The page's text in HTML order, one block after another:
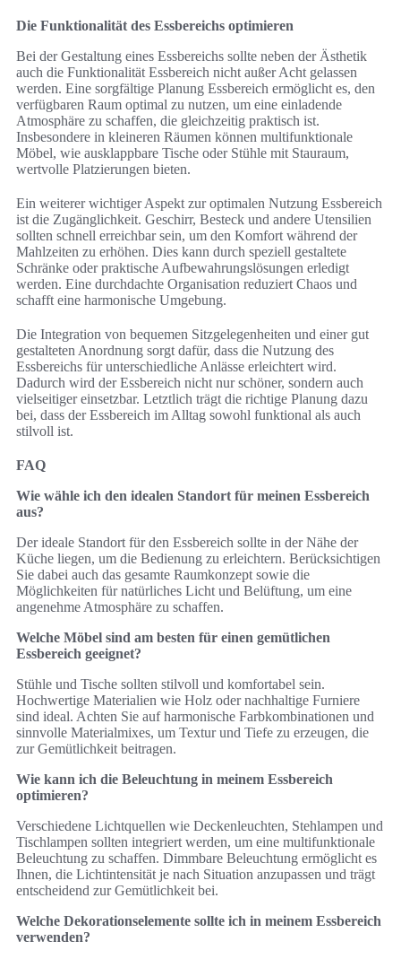
Die Funktionalität des Essbereichs optimieren
Bei der Gestaltung eines Essbereichs sollte neben der Ästhetik
auch die Funktionalität Essbereich nicht außer Acht gelassen
werden. Eine sorgfältige Planung Essbereich ermöglicht es, den
verfügbaren Raum optimal zu nutzen, um eine einladende
Atmosphäre zu schaffen, die gleichzeitig praktisch ist.
Insbesondere in kleineren Räumen können multifunktionale
Möbel, wie ausklappbare Tische oder Stühle mit Stauraum,
wertvolle Platzierungen bieten.
Ein weiterer wichtiger Aspekt zur optimalen Nutzung Essbereich
ist die Zugänglichkeit. Geschirr, Besteck und andere Utensilien
sollten schnell erreichbar sein, um den Komfort während der
Mahlzeiten zu erhöhen. Dies kann durch speziell gestaltete
Schränke oder praktische Aufbewahrungslösungen erledigt
werden. Eine durchdachte Organisation reduziert Chaos und
schafft eine harmonische Umgebung.
Die Integration von bequemen Sitzgelegenheiten und einer gut
gestalteten Anordnung sorgt dafür, dass die Nutzung des
Essbereichs für unterschiedliche Anlässe erleichtert wird.
Dadurch wird der Essbereich nicht nur schöner, sondern auch
vielseitiger einsetzbar. Letztlich trägt die richtige Planung dazu
bei, dass der Essbereich im Alltag sowohl funktional als auch
stilvoll ist.
FAQ
Wie wähle ich den idealen Standort für meinen Essbereich
aus?
Der ideale Standort für den Essbereich sollte in der Nähe der
Küche liegen, um die Bedienung zu erleichtern. Berücksichtigen
Sie dabei auch das gesamte Raumkonzept sowie die
Möglichkeiten für natürliches Licht und Belüftung, um eine
angenehme Atmosphäre zu schaffen.
Welche Möbel sind am besten für einen gemütlichen
Essbereich geeignet?
Stühle und Tische sollten stilvoll und komfortabel sein.
Hochwertige Materialien wie Holz oder nachhaltige Furniere
sind ideal. Achten Sie auf harmonische Farbkombinationen und
sinnvolle Materialmixes, um Textur und Tiefe zu erzeugen, die
zur Gemütlichkeit beitragen.
Wie kann ich die Beleuchtung in meinem Essbereich
optimieren?
Verschiedene Lichtquellen wie Deckenleuchten, Stehlampen und
Tischlampen sollten integriert werden, um eine multifunktionale
Beleuchtung zu schaffen. Dimmbare Beleuchtung ermöglicht es
Ihnen, die Lichtintensität je nach Situation anzupassen und trägt
entscheidend zur Gemütlichkeit bei.
Welche Dekorationselemente sollte ich in meinem Essbereich
verwenden?